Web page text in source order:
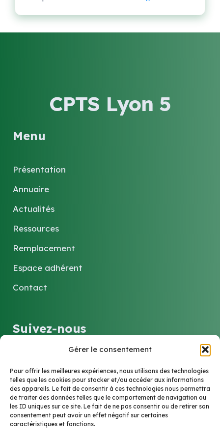
Gérer le consentement
Pour offrir les meilleures expériences, nous utilisons des technologies
telles que les cookies pour stocker et/ou accéder aux informations
des appareils. Le fait de consentir à ces technologies nous permettra
de traiter des données telles que le comportement de navigation ou
les ID uniques sur ce site. Le fait de ne pas consentir ou de retirer son
consentement peut avoir un effet négatif sur certaines
caractéristiques et fonctions.
CPTS Lyon 5
Menu
Présentation
Annuaire
Actualités
Ressources
Remplacement
Espace adhérent
Contact
Suivez-nous
Contact